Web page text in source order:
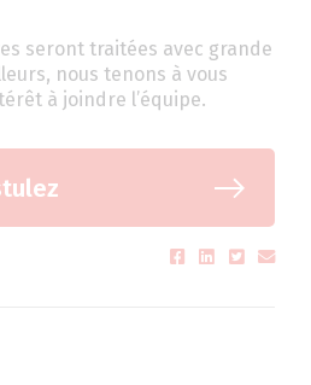
seront traitées avec grande
nous tenons à vous
à joindre l’équipe.